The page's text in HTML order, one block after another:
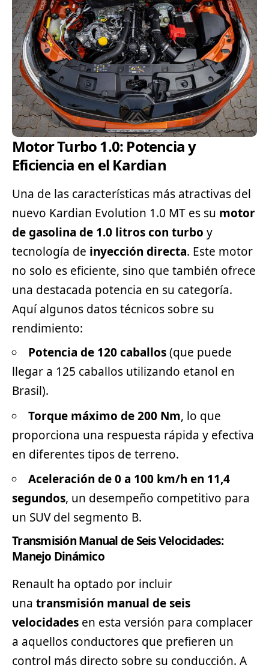
Motor Turbo 1.0: Potencia y
Eficiencia en el Kardian
Una de las características más atractivas del
nuevo Kardian Evolution 1.0 MT es su motor
de gasolina de 1.0 litros con turbo y
tecnología de inyección directa. Este motor
no solo es eficiente, sino que también ofrece
una destacada potencia en su categoría.
Aquí algunos datos técnicos sobre su
rendimiento:
Potencia de 120 caballos(que puede
llegar a 125 caballos utilizando etanol en
Brasil).
Torque máximo de 200 Nm, lo que
proporciona una respuesta rápida y efectiva
en diferentes tipos de terreno.
Aceleración de 0 a 100 km/h en 11,4
segundos, un desempeño competitivo para
un SUV del segmento B.
Transmisión Manual de Seis Velocidades:
Manejo Dinámico
Renault ha optado por incluir
una transmisión manual de seis
velocidades en esta versión para complacer
a aquellos conductores que prefieren un
control más directo sobre su conducción. A